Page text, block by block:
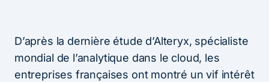
D’après la dernière étude d’Alteryx, spécialiste
mondial de l’analytique dans le cloud, les
entreprises françaises ont montré un vif intérêt